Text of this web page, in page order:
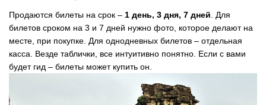
Продаются билеты на срок – 1 день, 3 дня, 7 дней . Для
билетов сроком на 3 и 7 дней нужно фото, которое делают на
месте, при покупке. Для однодневных билетов – отдельная
касса. Везде таблички, все интуитивно понятно. Если с вами
будет гид – билеты может купить он.